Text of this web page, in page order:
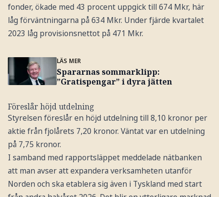
fonder, ökade med 43 procent uppgick till 674 Mkr, här
låg förväntningarna på 634 Mkr. Under fjärde kvartalet
2023 låg provisionsnettot på 471 Mkr.
LÄS MER
Spararnas sommarklipp:
”Gratispengar” i dyra jätten
Föreslår höjd utdelning
Styrelsen föreslår en höjd utdelning till 8,10 kronor per
aktie från fjolårets 7,20 kronor. Väntat var en utdelning
på 7,75 kronor.
I samband med rapportsläppet meddelade nätbanken
att man avser att expandera verksamheten utanför
Norden och ska etablera sig även i Tyskland med start